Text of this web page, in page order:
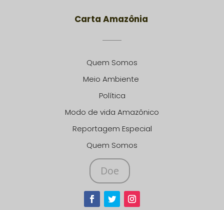
Carta Amazônia
Quem Somos
Meio Ambiente
Política
Modo de vida Amazônico
Reportagem Especial
Quem Somos
Doe